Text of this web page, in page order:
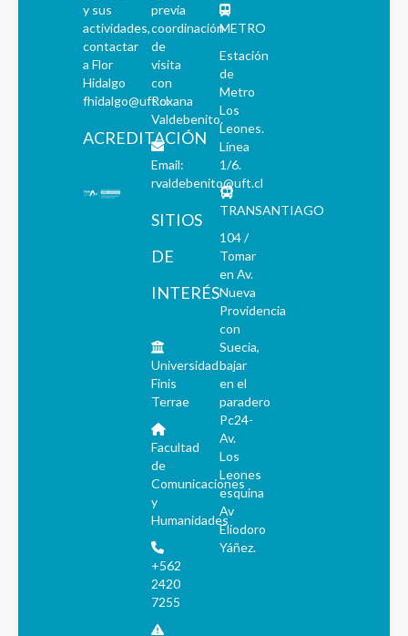
y sus
actividades,
contactar
a Flor
Hidalgo
fhidalgo@uft.cl
ACREDITACIÓN
previa
coordinación
de
visita
con
Roxana
Valdebenito.
Email:
rvaldebenito@uft.cl
SITIOS
DE
INTERÉS
Universidad
Finis
Terrae
Facultad
de
Comunicaciones
y
Humanidades
+562
2420
7255
METRO
Estación
de
Metro
Los
Leones.
Línea
1/6.
TRANSANTIAGO
104 /
Tomar
en Av.
Nueva
Providencia
con
Suecia,
bajar
en el
paradero
Pc24-
Av.
Los
Leones
esquina
Av
Eliodoro
Yáñez.